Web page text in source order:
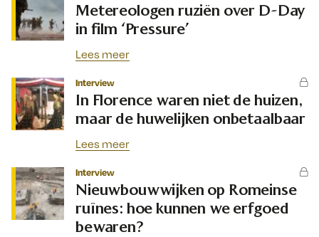
Metereologen ruziën over D-Day
in film ‘Pressure’
Lees meer
Interview
In Florence waren niet de huizen,
maar de huwelijken onbetaalbaar
Lees meer
Interview
Nieuwbouwwijken op Romeinse
ruïnes: hoe kunnen we erfgoed
bewaren?